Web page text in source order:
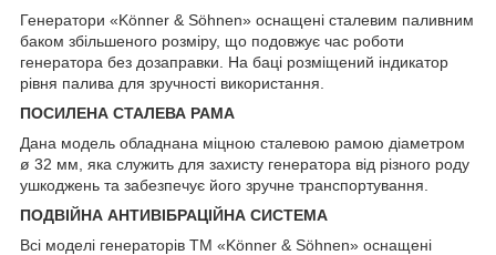
Генератори «Könner & Söhnen» оснащені сталевим паливним
баком збільшеного розміру, що подовжує час роботи
генератора без дозаправки. На баці розміщений індикатор
рівня палива для зручності використання.
ПОСИЛЕНА СТАЛЕВА РАМА
Дана модель обладнана міцною сталевою рамою діаметром
ø 32 мм, яка служить для захисту генератора від різного роду
ушкоджень та забезпечує його зручне транспортування.
ПОДВІЙНА АНТИВІБРАЦІЙНА СИСТЕМА
Всі моделі генераторів ТМ «Könner & Söhnen» оснащені